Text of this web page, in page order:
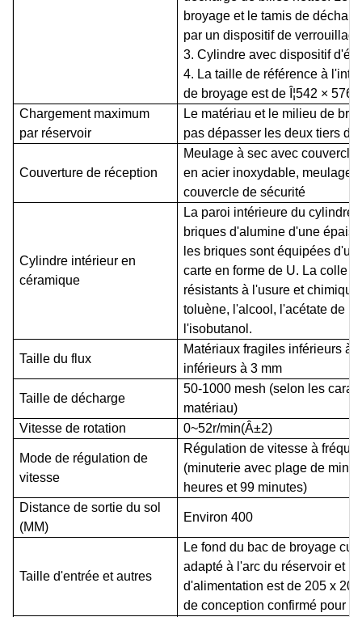
broyage et le tamis de
par un dispositif de
3. Cylindre avec dispositif
4. La taille de référence à
de broyage est de Î¦542 × 576
Chargement maximum
par réservoir
Le matériau et le milieu de
pas dépasser les deux tiers du
Couverture de réception
Meulage à sec avec
en acier inoxydable, meulage
couvercle de sécurité
Cylindre intérieur en
céramique
La paroi intérieure du cylindre
briques d'alumine d'une
les briques sont équipées
carte en forme de U. La colle
résistants à l'usure et
toluène, l'alcool, l'acétate de
l'isobutanol.
Taille du flux
Matériaux fragiles inférieurs à
inférieurs à 3 mm
Taille de décharge
50-1000 mesh (selon les
matériau)
Vitesse de rotation
0~52r/min(Â±2)
Mode de régulation de
vitesse
Régulation de vitesse à
(minuterie avec plage de
heures et 99 minutes)
Distance de sortie du sol
(MM)
Environ 400
Taille d'entrée et autres
Le fond du bac de broyage
adapté à l'arc du réservoir et
d'alimentation est de 205 x
de conception confirmé pour